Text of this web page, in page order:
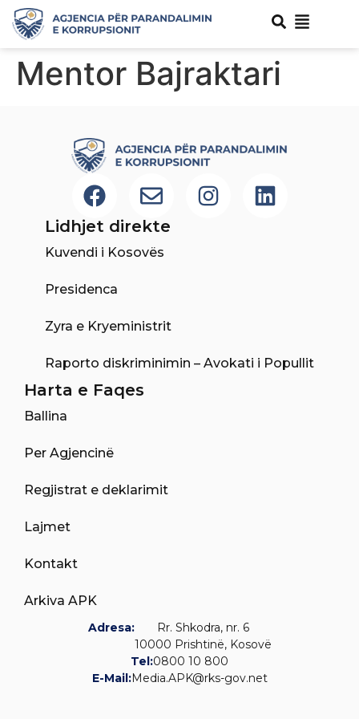
Mentor Bajraktari
Lidhjet direkte
Kuvendi i Kosovës
Presidenca
Zyra e Kryeministrit
Raporto diskriminimin – Avokati i Popullit
Harta e Faqes
Ballina
Per Agjencinë
Regjistrat e deklarimit
Lajmet
Kontakt
Arkiva APK
Adresa:
Rr. Shkodra, nr. 6
10000 Prishtinë, Kosovë
Tel:0800 10 800
E-Mail:Media.APK@rks-gov.net